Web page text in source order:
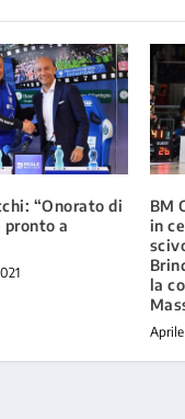
“Onorato di
pronto a
BM
in
la